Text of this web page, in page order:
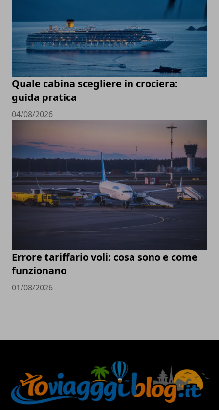
Quale cabina scegliere in crociera:
guida pratica
04/08/2026
Errore tariffario voli: cosa sono e come
funzionano
01/08/2026